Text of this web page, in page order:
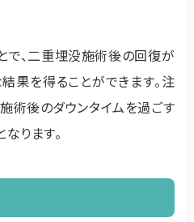
で、二重埋没施術後の回復が
果を得ることができます。注
術後のダウンタイムを過ごす
ります。